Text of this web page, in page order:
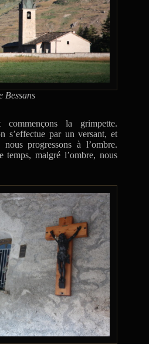
Bessans
la grimpette.
s’effectue par un versant, et
progressons à l’ombre.
malgré l’ombre, nous